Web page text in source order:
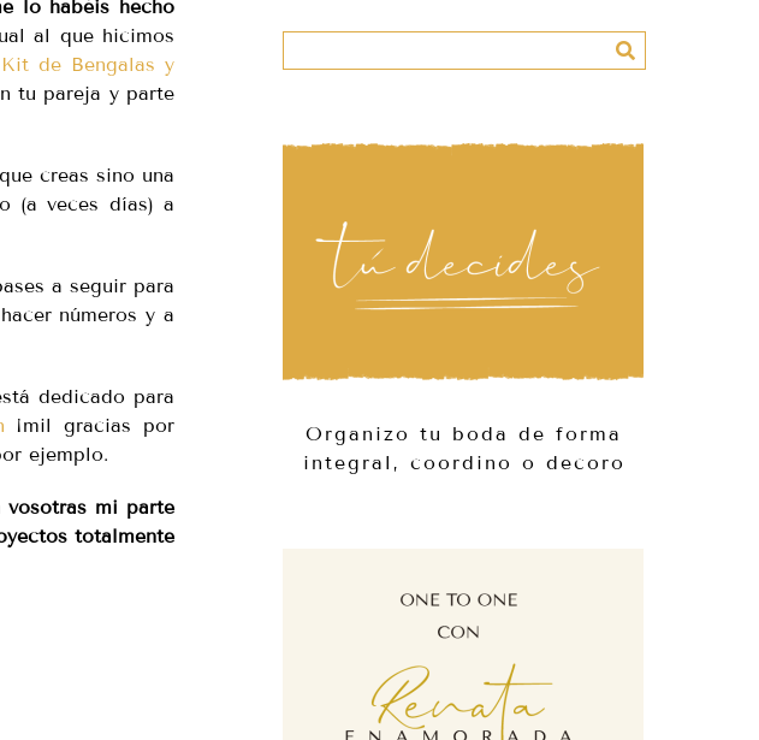
lo habéis hecho
al que hicimos
Kit de Bengalas y
tu pareja y parte
creas sino una
(a veces días) a
a seguir para
números y a
dedicado para
¡mil gracias por
ejemplo.
mi parte
totalmente
Organizo tu boda de forma
integral, coordino o decoro